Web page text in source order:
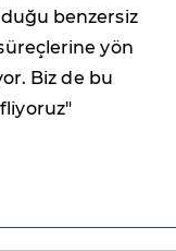
benzersiz
yön
Biz de bu